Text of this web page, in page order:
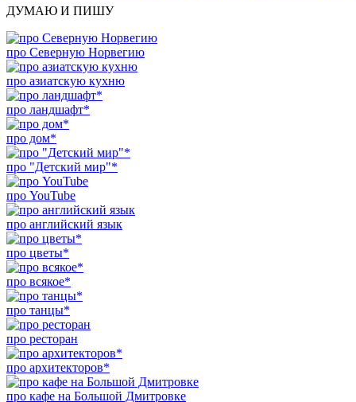
ДУМАЮ И ПИШУ
про Северную Норвегию
про азиатскую кухню
про ландшафт*
про дом*
про "Детский мир"*
про YouTube
про английский язык
про цветы*
про всякое*
про танцы*
про ресторан
про архитекторов*
про кафе на Большой Дмитровке